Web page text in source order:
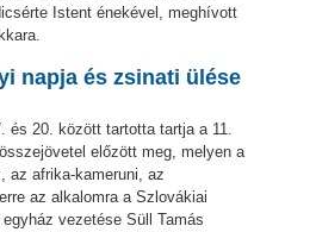
Istent énekével, meghívott
napja és zsinati ülése
és 20. között tartotta tartja a 11.
előzött meg, melyen a
az afrika-kameruni, az
az alkalomra a Szlovákiai
vezetése Süll Tamás